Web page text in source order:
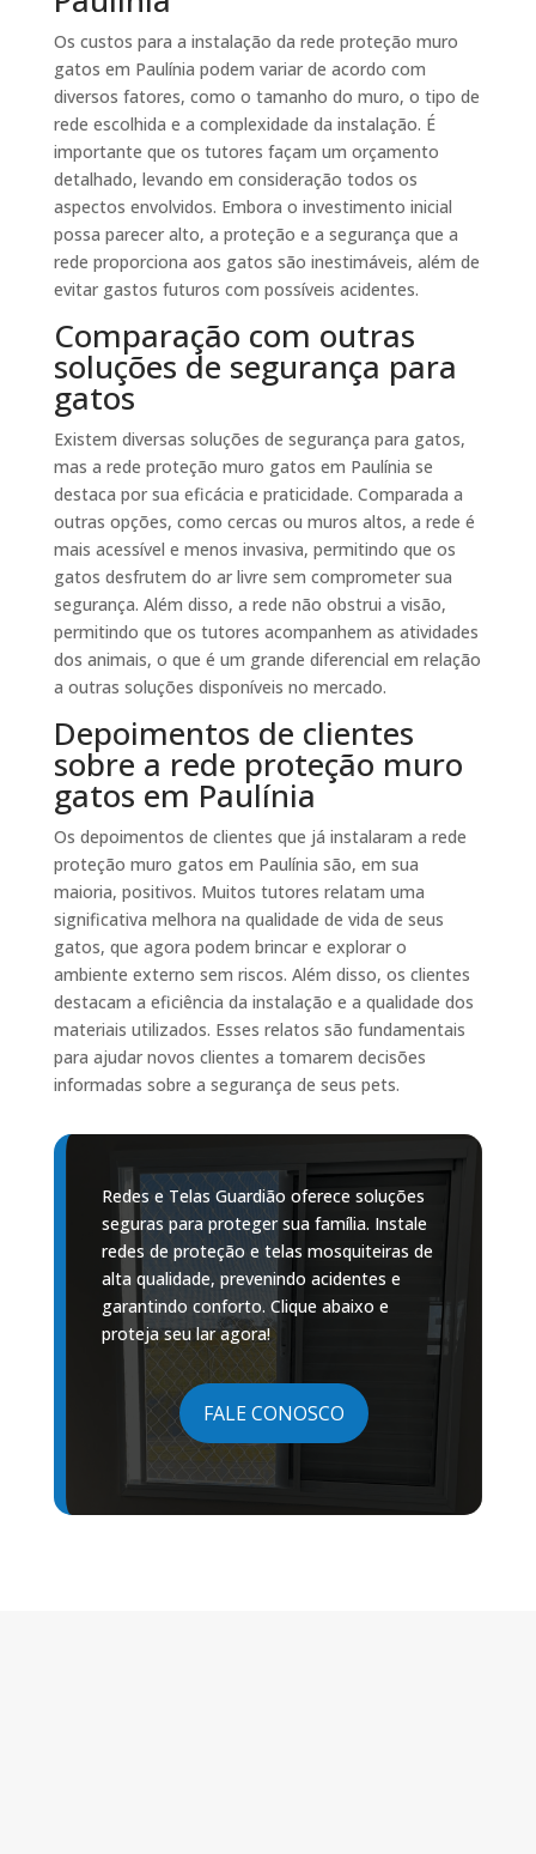
Os custos para a instalação da rede proteção muro
gatos em Paulínia podem variar de acordo com
diversos fatores, como o tamanho do muro, o tipo de
rede escolhida e a complexidade da instalação. É
importante que os tutores façam um orçamento
detalhado, levando em consideração todos os
aspectos envolvidos. Embora o investimento inicial
possa parecer alto, a proteção e a segurança que a
rede proporciona aos gatos são inestimáveis, além de
evitar gastos futuros com possíveis acidentes.
Comparação com outras
soluções de segurança para
gatos
Existem diversas soluções de segurança para gatos,
mas a rede proteção muro gatos em Paulínia se
destaca por sua eficácia e praticidade. Comparada a
outras opções, como cercas ou muros altos, a rede é
mais acessível e menos invasiva, permitindo que os
gatos desfrutem do ar livre sem comprometer sua
segurança. Além disso, a rede não obstrui a visão,
permitindo que os tutores acompanhem as atividades
dos animais, o que é um grande diferencial em relação
a outras soluções disponíveis no mercado.
Depoimentos de clientes
sobre a rede proteção muro
gatos em Paulínia
Os depoimentos de clientes que já instalaram a rede
proteção muro gatos em Paulínia são, em sua
maioria, positivos. Muitos tutores relatam uma
significativa melhora na qualidade de vida de seus
gatos, que agora podem brincar e explorar o
ambiente externo sem riscos. Além disso, os clientes
destacam a eficiência da instalação e a qualidade dos
materiais utilizados. Esses relatos são fundamentais
para ajudar novos clientes a tomarem decisões
informadas sobre a segurança de seus pets.
Redes e Telas Guardião oferece soluções
seguras para proteger sua família. Instale
redes de proteção e telas mosquiteiras de
alta qualidade, prevenindo acidentes e
garantindo conforto. Clique abaixo e
proteja seu lar agora!
FALE CONOSCO